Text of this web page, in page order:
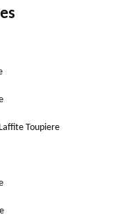
Toupiere